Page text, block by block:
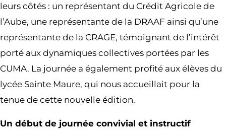
leurs côtés : un représentant du Crédit Agricole de
l’Aube, une représentante de la DRAAF ainsi qu’une
représentante de la CRAGE, témoignant de l’intérêt
porté aux dynamiques collectives portées par les
CUMA. La journée a également profité aux élèves du
lycée Sainte Maure, qui nous accueillait pour la
tenue de cette nouvelle édition.
Un début de journée convivial et instructif